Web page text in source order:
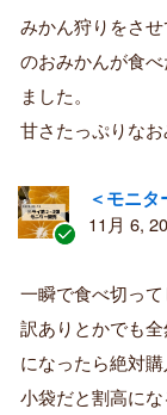
証
済
み
購
者
みかん狩りをさ
のおみかんが食
ました。
甘さたっぷりな
証
済
み
購
者
＜モニ
11月 6,
一瞬で食べ切っ
訳ありとかでも
になったら絶対購
小袋だと割高に